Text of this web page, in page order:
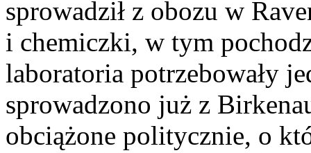
sprowadził z obozu w
i chemiczki, w tym
laboratoria potrzebowały
sprowadzono już z
obciążone politycznie, o